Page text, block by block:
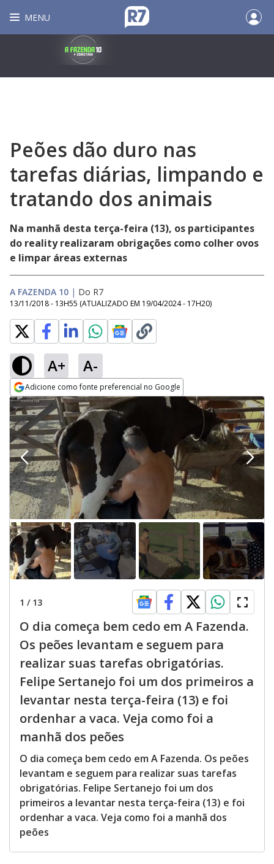
MENU
Peões dão duro nas
tarefas diárias, limpando e
tratando dos animais
Na manhã desta terça-feira (13), os participantes
do reality realizaram obrigações como colher ovos
e limpar áreas externas
A FAZENDA 10 | Do R7
13/11/2018 - 13H55 (ATUALIZADO EM 19/04/2024 - 17H20)
A+ A-
Adicione como fonte preferencial no Google
Opens in new window
1 / 13
O dia começa bem cedo em A Fazenda.
Os peões levantam e seguem para
realizar suas tarefas obrigatórias.
Felipe Sertanejo foi um dos primeiros a
levantar nesta terça-feira (13) e foi
ordenhar a vaca. Veja como foi a
manhã dos peões
O dia começa bem cedo em A Fazenda. Os peões
levantam e seguem para realizar suas tarefas
obrigatórias. Felipe Sertanejo foi um dos
primeiros a levantar nesta terça-feira (13) e foi
ordenhar a vaca. Veja como foi a manhã dos
peões